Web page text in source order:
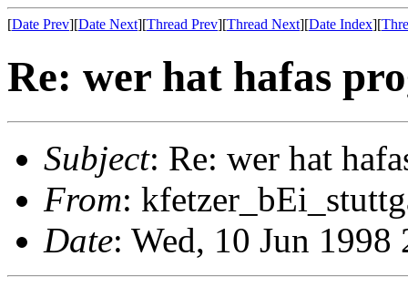
[Date Prev][Date Next][Thread Prev][Thread Next][Date Index][
Re: wer hat hafas
Subject: Re: wer hat
From:
Date: Wed, 10 Jun